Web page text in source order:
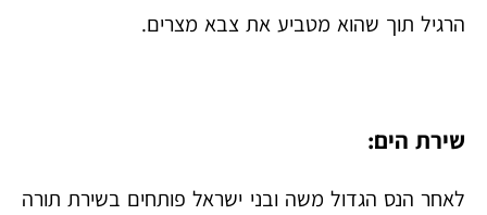
הרגיל תוך שהוא מטביע את צבא מצרים.
שירת הים:
לאחר הנס הגדול משה ובני ישראל פותחים בשירת תורה